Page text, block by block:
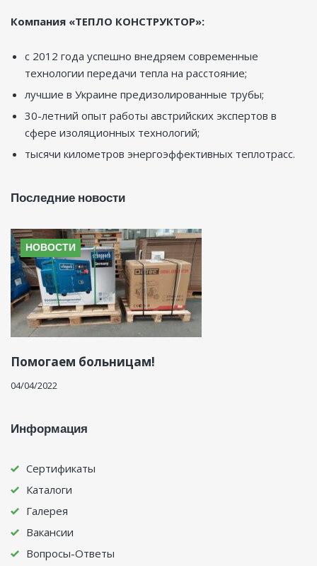
Компания «ТЕПЛО КОНСТРУКТОР»:
с 2012 года успешно внедряем современные
технологии передачи тепла на расстояние;
лучшие в Украине предизолированные трубы;
30-летний опыт работы австрийских экспертов в
сфере изоляционных технологий;
тысячи километров энергоэффективных теплотрасс.
Последние новости
НОВОСТИ
Помогаем больницам!
04/04/2022
Информация
Сертификаты
Каталоги
Галерея
Вакансии
Вопросы-Ответы